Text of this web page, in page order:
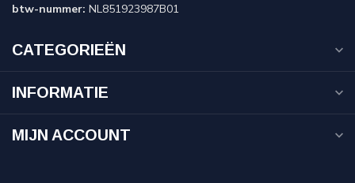
btw-nummer: NL851923987B01
CATEGORIEËN
INFORMATIE
MIJN ACCOUNT